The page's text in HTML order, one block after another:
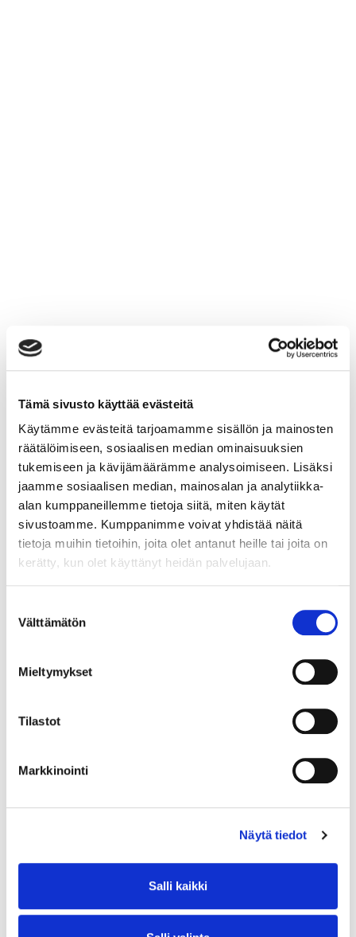
Tämä sivusto käyttää evästeitä
Käytämme evästeitä tarjoamamme sisällön ja mainosten
räätälöimiseen, sosiaalisen median ominaisuuksien
tukemiseen ja kävijämäärämme analysoimiseen. Lisäksi
jaamme sosiaalisen median, mainosalan ja analytiikka-
alan kumppaneillemme tietoja siitä, miten käytät
sivustoamme. Kumppanimme voivat yhdistää näitä
tietoja muihin tietoihin, joita olet antanut heille tai joita on
kerätty, kun olet käyttänyt heidän palvelujaan.
valinta
Välttämätön
Mieltymykset
Tilastot
Markkinointi
Näytä tiedot
Salli kaikki